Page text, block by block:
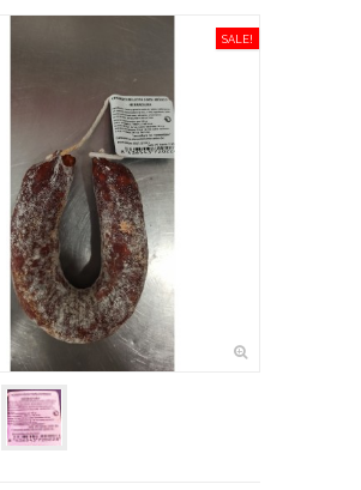
SALE!